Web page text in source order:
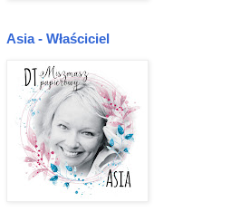
Asia - Właściciel